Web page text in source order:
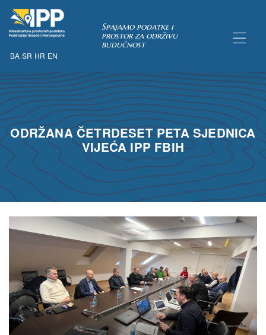
BA SR HR EN
Spajamo podatke i
prostor za održivu
budućnost
ODRŽANA ČETRDESET PETA SJEDNICA
VIJEĆA IPP FBIH